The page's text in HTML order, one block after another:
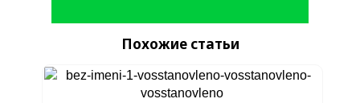
Похожие статьи